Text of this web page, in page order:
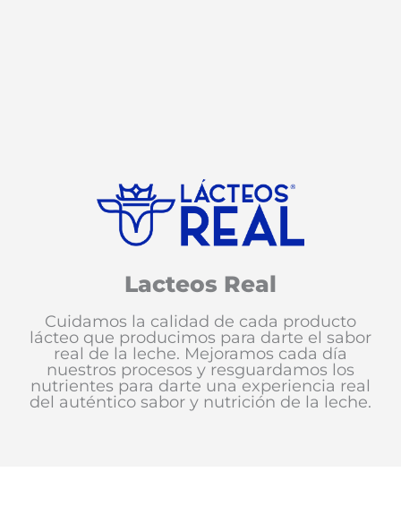
Lacteos Real
Cuidamos la calidad de cada producto
lácteo que producimos para darte el sabor
real de la leche. Mejoramos cada día
nuestros procesos y resguardamos los
nutrientes para darte una experiencia real
del auténtico sabor y nutrición de la leche.